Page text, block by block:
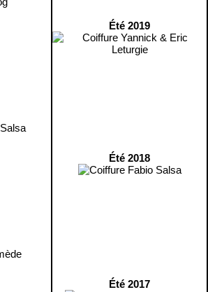
Été 2019
Été 2018
Été 2017